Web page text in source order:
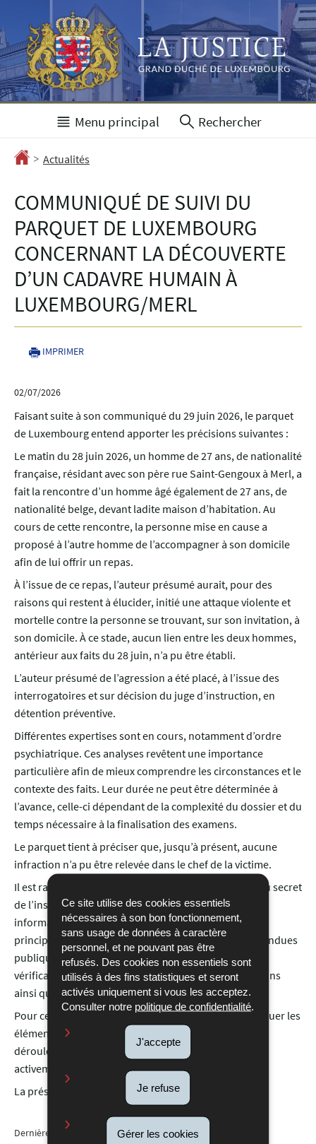
Ce site utilise des cookies essentiels
nécessaires à son bon fonctionnement,
sans usage de données à caractère
personnel, et ne pouvant pas être
refusés. Des cookies non essentiels sont
utilisés à des fins statistiques et seront
activés uniquement si vous les acceptez.
Consulter notre politique de confidentialité
J'accepte
Je refuse
Gérer les cookies
à
la
navigation
au
contenu
Menu principal Rechercher
Accueil
> Actualités
COMMUNIQUÉ DE SUIVI DU
PARQUET DE LUXEMBOURG
CONCERNANT LA DÉCOUVERTE
D’UN CADAVRE HUMAIN À
LUXEMBOURG/MERL
IMPRIMER
02/07/2026
Faisant suite à son communiqué du 29 juin 2026, le parquet
de Luxembourg entend apporter les précisions suivantes :
Le matin du 28 juin 2026, un homme de 27 ans, de nationalité
française, résidant avec son père rue Saint-Gengoux à Merl, a
fait la rencontre d’un homme âgé également de 27 ans, de
nationalité belge, devant ladite maison d’habitation. Au
cours de cette rencontre, la personne mise en cause a
proposé à l’autre homme de l’accompagner à son domicile
afin de lui offrir un repas.
À l’issue de ce repas, l’auteur présumé aurait, pour des
raisons qui restent à élucider, initié une attaque violente et
mortelle contre la personne se trouvant, sur son invitation, à
son domicile. À ce stade, aucun lien entre les deux hommes,
antérieur aux faits du 28 juin, n’a pu être établi.
L’auteur présumé de l’agression a été placé, à l’issue des
interrogatoires et sur décision du juge d’instruction, en
détention préventive.
Différentes expertises sont en cours, notamment d’ordre
psychiatrique. Ces analyses revêtent une importance
particulière afin de mieux comprendre les circonstances et le
contexte des faits. Leur durée ne peut être déterminée à
l’avance, celle-ci dépendant de la complexité du dossier et du
temps nécessaire à la finalisation des examens.
Le parquet tient à préciser que, jusqu’à présent, aucune
infraction n’a pu être relevée dans le chef de la victime.
Il est rappelé que l’enquête est soumise au principe du secret
de l’instruction, lequel implique qu’aucune autre
information ne peut être communiquée à ce stade. Ce
principe impose que les informations ne soient pas rendues
publiques tant qu’elles sont en cours de collecte et de
vérification, afin de garantir l’intégrité des investigations
ainsi que le respect des droits des parties concernées.
Pour ces raisons, les autorités se limitent à communiquer les
éléments qui peuvent l’être sans compromettre le bon
déroulement de l’enquête. L’instruction se poursuit
activement.
La présomption d’innocence demeure applicable.
Dernière mise à jour 02/07/2026